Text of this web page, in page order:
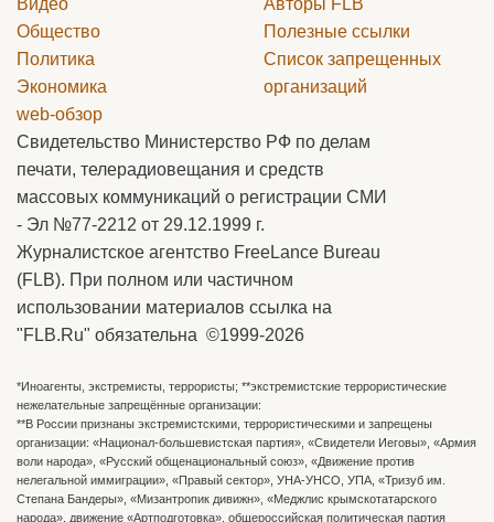
Общество
Политика
Экономика
web-обзор
Полезные ссылки
Список запрещенных
организаций
Свидетельство Министерство РФ по делам
печати, телерадиовещания и средств
массовых коммуникаций о регистрации СМИ
- Эл №77-2212 от 29.12.1999 г.
Журналистское агентство FreeLance Bureau
(FLB). При полном или частичном
использовании материалов ссылка на
"FLB.Ru" обязательна ©1999-2026
*Иноагенты, экстремисты, террористы; **экстремистские террористические
нежелательные запрещённые организации:
**В России признаны экстремистскими, террористическими и запрещены
организации: «Национал-большевистская партия», «Свидетели Иеговы», «Армия
воли народа», «Русский общенациональный союз», «Движение против
нелегальной иммиграции», «Правый сектор», УНА-УНСО, УПА, «Тризуб им.
Степана Бандеры», «Мизантропик дивижн», «Меджлис крымскотатарского
народа», движение «Артподготовка», общероссийская политическая партия